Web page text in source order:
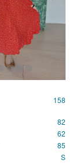
158
82
62
85
S